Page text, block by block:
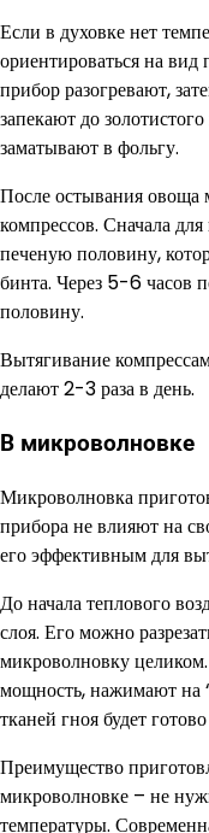
Если в духовке нет
ориентироваться на
прибор разогревают,
запекают до
заматывают в фольгу.
После остывания
компрессов. Сначала
печеную половину,
бинта. Через 5-6 часов
половину.
Вытягивание
делают 2-3 раза в день.
В микроволновке
Микроволновка
прибора не влияют на
его эффективным для
До начала теплового
слоя. Его можно
микроволновку
мощность, нажимают на
тканей гноя будет
Преимущество
микроволновке – не
температуры.